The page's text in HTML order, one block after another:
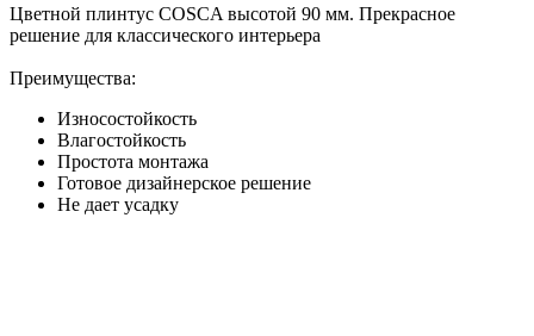
Цветной плинтус COSCA высотой 90 мм. Прекрасное
решение для классического интерьера
Преимущества:
Износостойкость
Влагостойкость
Простота монтажа
Готовое дизайнерское решение
Не дает усадку